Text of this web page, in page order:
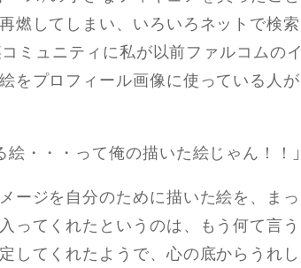
燃してしまい、いろいろネットで検索
ミュニティに私が以前ファルコムのイ
をプロフィール画像に使っている人が
・・・って俺の描いた絵じゃん！！」
ージを自分のために描いた絵を、まっ
ってくれたというのは、もう何て言う
してくれたようで、心の底からうれし